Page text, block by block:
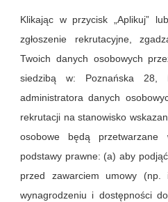
Klikając w przycisk „Aplikuj”
zgłoszenie rekrutacyjne,
Twoich danych osobowych
siedzibą w: Poznańska 28,
administratora danych
rekrutacji na stanowisko
osobowe będą
podstawy prawne: (a) aby
przed zawarciem umowy (np.
wynagrodzeniu i dostępności